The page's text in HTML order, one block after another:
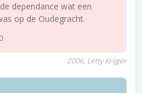
dependance wat een
op de Oudegracht.
2006, Letty Krijger